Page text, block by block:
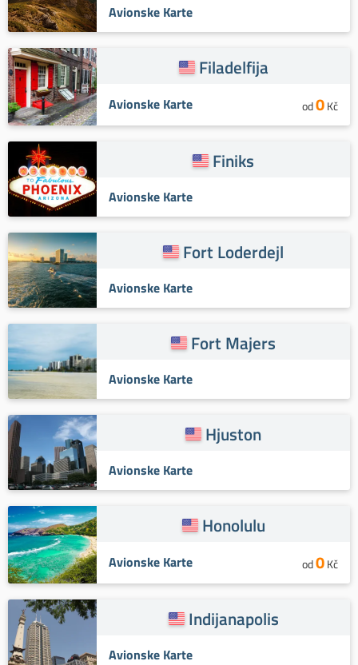
Avionske Karte
Filadelfija
Avionske Karte od0Kč
Finiks
Avionske Karte
Fort Loderdejl
Avionske Karte
Fort Majers
Avionske Karte
Hjuston
Avionske Karte
Honolulu
Avionske Karte od0Kč
Indijanapolis
Avionske Karte